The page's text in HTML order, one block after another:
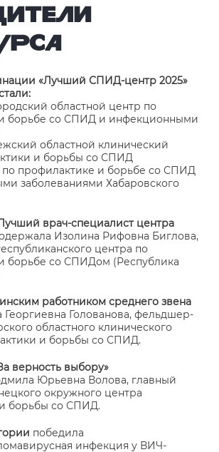
«Лучший СПИД-центр 2025»
областной центр по
борьбе со СПИД и инфекционными
областной клинический
и борьбы со СПИД
профилактике и борьбе со СПИД
заболеваниями Хабаровского
врач-специалист центра
Изолина Рифовна Биглова,
центра по
борьбе со СПИДом (Республика
работником среднего звена
Георгиевна Голованова, фельдшер-
областного клинического
и борьбы со СПИД.
верность выбору»
Юрьевна Волова, главный
окружного центра
борьбы со СПИД.
победила
инфекция у ВИЧ-